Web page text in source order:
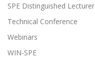
SPE Distinguished Lecturer
Technical Conference
Webinars
WIN-SPE